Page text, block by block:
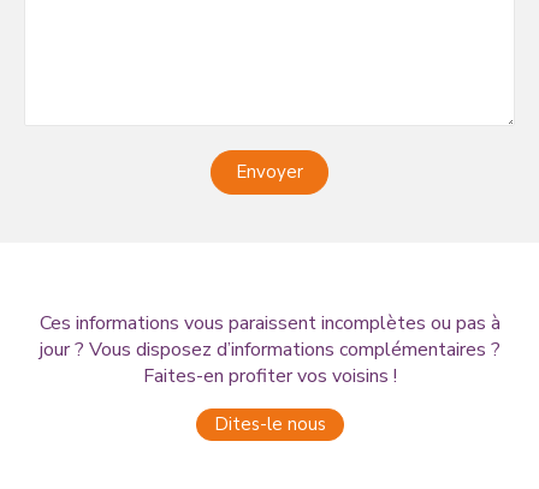
Envoyer
Ces informations vous paraissent incomplètes ou pas à
jour ? Vous disposez d’informations complémentaires ?
Faites-en profiter vos voisins !
Dites-le nous